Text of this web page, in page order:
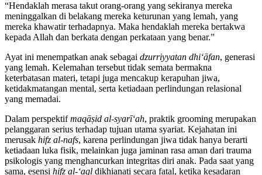
“Hendaklah merasa takut orang-orang yang sekiranya mereka
meninggalkan di belakang mereka keturunan yang lemah, yang
mereka khawatir terhadapnya. Maka hendaklah mereka bertakwa
kepada Allah dan berkata dengan perkataan yang benar.”
Ayat ini menempatkan anak sebagai dzurriyyatan dhi‘āfan, generasi
yang lemah. Kelemahan tersebut tidak semata bermakna
keterbatasan materi, tetapi juga mencakup kerapuhan jiwa,
ketidakmatangan mental, serta ketiadaan perlindungan relasional
yang memadai.
Dalam perspektifmaqāṣid al-syarī‘ah, praktik grooming merupakan
pelanggaran serius terhadap tujuan utama syariat. Kejahatan ini
merusak hifz al-nafs, karena perlindungan jiwa tidak hanya berarti
ketiadaan luka fisik, melainkan juga jaminan rasa aman dari trauma
psikologis yang menghancurkan integritas diri anak. Pada saat yang
sama, esensi hifz al-‘aql dikhianati secara fatal, ketika kesadaran